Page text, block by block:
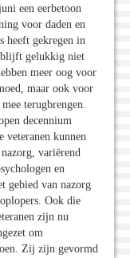
een eerbetoon
voor daden en
heeft gekregen in
blijft gelukkig niet
meer oog voor
maar ook voor
terugbrengen.
decennium
veteranen kunnen
variërend
en
gebied van nazorg
Ook die
zijn nu
om
Zij zijn gevormd